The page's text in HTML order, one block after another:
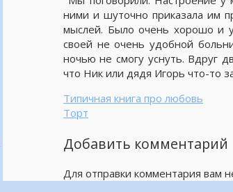
ними и шуточно приказала им
мыслей. Было очень хорошо и
своей не очень удобной
ночью не смогу уснуть. Вдруг
что Ник или дядя Игорь что-то
Типичная книга про любовь
Торт
Добавить комментарий
Для отправки комментария вам